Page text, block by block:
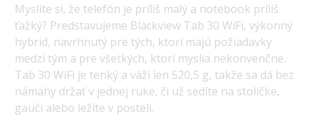
Myslíte si, že telefón je príliš malý a notebook príliš
ťažký? Predstavujeme Blackview Tab 30 WiFi, výkonný
hybrid, navrhnutý pre tých, ktorí majú požiadavky
medzi tým a pre všetkých, ktorí myslia nekonvenčne.
Tab 30 WiFi je tenký a váži len 520,5 g, takže sa dá bez
námahy držať v jednej ruke, či už sedíte na stoličke,
gauči alebo ležíte v posteli.